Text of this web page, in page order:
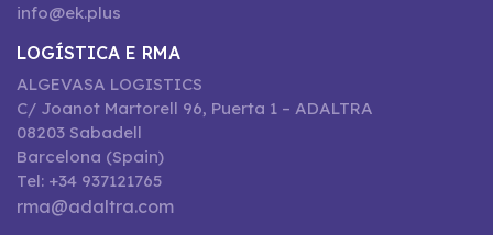
info@ek.plus
LOGÍSTICA E RMA
ALGEVASA LOGISTICS
C/ Joanot Martorell 96, Puerta 1 – ADALTRA
08203 Sabadell
Barcelona (Spain)
Tel: +34 937121765
rma@adaltra.com